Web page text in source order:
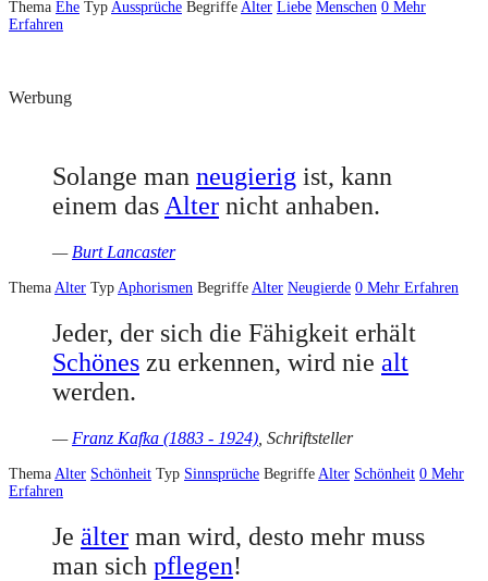
Thema Ehe Typ Aussprüche Begriffe Alter Liebe Menschen 0 Mehr
Erfahren
Werbung
Solange man neugierig ist, kann
einem das Alter nicht anhaben.
— Burt Lancaster
Thema Alter Typ Aphorismen Begriffe Alter Neugierde 0 Mehr Erfahren
Jeder, der sich die Fähigkeit erhält
Schönes zu erkennen, wird nie alt
werden.
— Franz Kafka (1883 - 1924) , Schriftsteller
Thema Alter Schönheit Typ Sinnsprüche Begriffe Alter Schönheit 0 Mehr
Erfahren
Je älter man wird, desto mehr muss
man sich pflegen!